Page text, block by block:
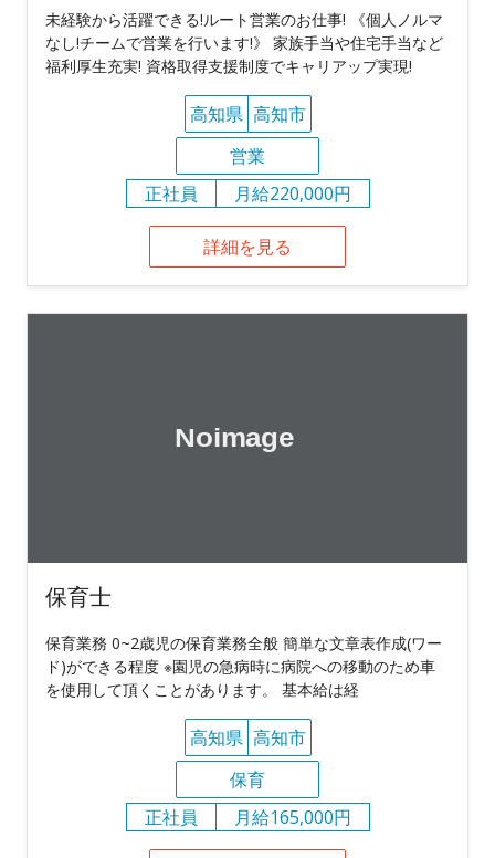
未経験から活躍できる!ルート営業のお仕事! 《個人ノルマ
なし!チームで営業を行います!》 家族手当や住宅手当など
福利厚生充実! 資格取得支援制度でキャリアップ実現!
高知県 高知市
営業
正社員
月給220,000円
詳細を見る
保育士
保育業務 0~2歳児の保育業務全般 簡単な文章表作成(ワー
ド)ができる程度 ※園児の急病時に病院への移動のため車
を使用して頂くことがあります。 基本給は経
高知県 高知市
保育
正社員
月給165,000円